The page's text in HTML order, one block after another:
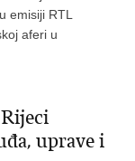
emisiji RTL
aferi u
uprave i